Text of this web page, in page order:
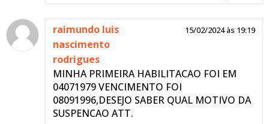
raimundo luis
nascimento
rodrigues
15/02/2024 às 19:19
MINHA PRIMEIRA HABILITACAO FOI EM
04071979 VENCIMENTO FOI
08091996,DESEJO SABER QUAL MOTIVO DA
SUSPENCAO ATT.